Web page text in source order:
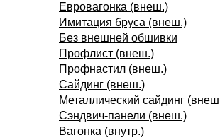
Евровагонка (внеш.)
Имитация бруса (внеш.)
Без внешней обшивки
Профлист (внеш.)
Профнастил (внеш.)
Сайдинг (внеш.)
Металлический сайдинг
Сэндвич-панели (внеш.)
Вагонка (внутр.)